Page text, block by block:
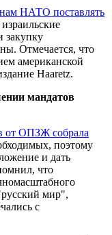
НАТО поставлять
закупку
Отмечается, что
американской
Haaretz.
мандатов
от ОПЗЖ собрала
поэтому
и дать
что
мир",
с